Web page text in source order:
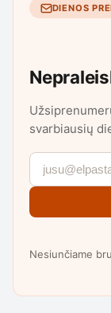
DIENOS
svarbiausių
Nesiunčiame